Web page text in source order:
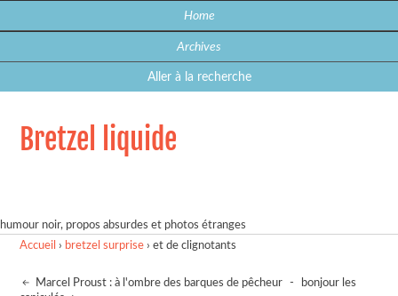
Home
Archives
Aller à la recherche
Bretzel liquide
humour noir, propos absurdes et photos étranges
Accueil › bretzel surprise ›et de clignotants
Marcel Proust : à l'ombre des barques de pêcheur -
bonjour les